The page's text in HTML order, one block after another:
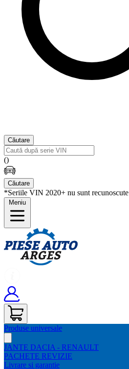
Căutare
()
Căutare
*Seriile VIN 2020+ nu sunt recunoscute
Meniu
Produse universale
JANTE DACIA - RENAULT
PACHETE REVIZIE
Livrare si garantie